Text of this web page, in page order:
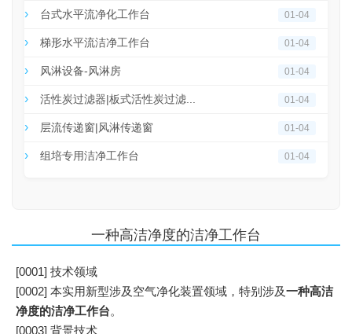
台式水平流净化工作台 01-04
梯形水平流洁净工作台 01-04
风淋设备-风淋房 01-04
活性炭过滤器|板式活性炭过滤... 01-04
层流传递窗|风淋传递窗 01-04
组培专用洁净工作台 01-04
一种高洁净度的洁净工作台
[0001] 技术领域
[0002] 本实用新型涉及空气净化装置领域，特别涉及一种高洁
净度的洁净工作台。
[0003] 背景技术